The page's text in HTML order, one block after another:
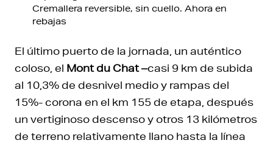
Cremallera reversible, sin cuello. Ahora en
rebajas
El último puerto de la jornada, un auténtico
coloso, el Mont du Chat –casi 9 km de subida
al 10,3% de desnivel medio y rampas del
15%- corona en el km 155 de etapa, después
un vertiginoso descenso y otros 13 kilómetros
de terreno relativamente llano hasta la línea